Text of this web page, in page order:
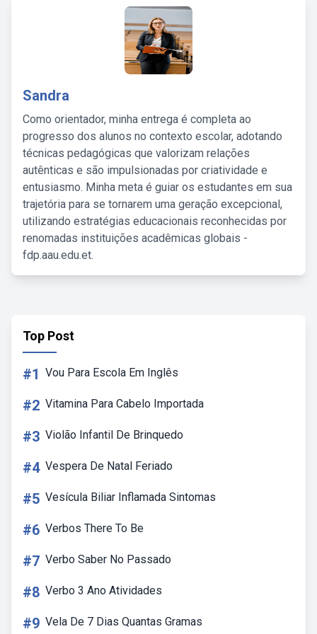
Sandra
Como orientador, minha entrega é completa ao
progresso dos alunos no contexto escolar, adotando
técnicas pedagógicas que valorizam relações
autênticas e são impulsionadas por criatividade e
entusiasmo. Minha meta é guiar os estudantes em sua
trajetória para se tornarem uma geração excepcional,
utilizando estratégias educacionais reconhecidas por
renomadas instituições acadêmicas globais -
fdp.aau.edu.et.
Top Post
#1 Vou Para Escola Em Inglês
#2 Vitamina Para Cabelo Importada
#3 Violão Infantil De Brinquedo
#4 Vespera De Natal Feriado
#5 Vesícula Biliar Inflamada Sintomas
#6 Verbos There To Be
#7 Verbo Saber No Passado
#8 Verbo 3 Ano Atividades
#9 Vela De 7 Dias Quantas Gramas